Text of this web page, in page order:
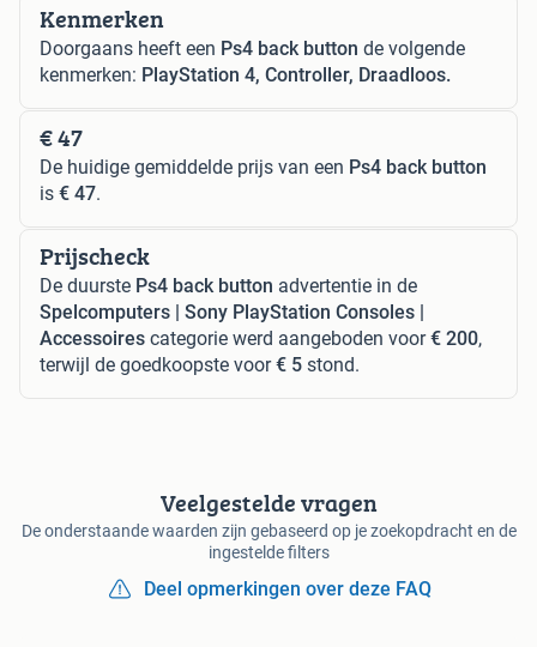
Kenmerken
Doorgaans heeft een Ps4 back button de volgende
kenmerken: PlayStation 4, Controller, Draadloos.
€ 47
De huidige gemiddelde prijs van een Ps4 back button
is € 47.
Prijscheck
De duurste Ps4 back button advertentie in de
Spelcomputers | Sony PlayStation Consoles |
Accessoires categorie werd aangeboden voor€ 200,
terwijl de goedkoopste voor€ 5 stond.
Veelgestelde vragen
De onderstaande waarden zijn gebaseerd op je zoekopdracht en de
ingestelde filters
Deel opmerkingen over deze FAQ